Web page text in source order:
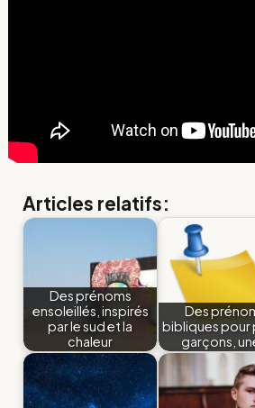
Articles relatifs:
Des prénoms
ensoleillés, inspirés
par le sud et la
chaleur
Des
bibliques pour
garçons,